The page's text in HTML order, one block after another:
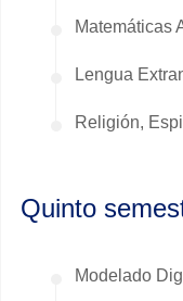
Matemáticas
Lengua
Religión,
Quinto
Modelado